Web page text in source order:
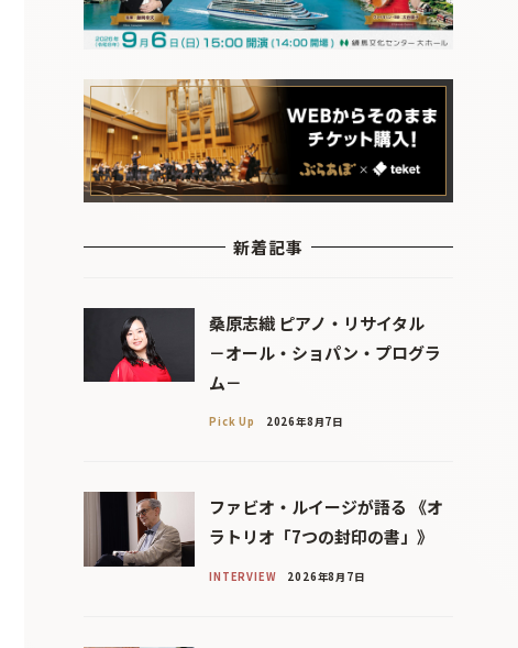
新着記事
桑原志織 ピアノ・リサイタル
－オール・ショパン・プログラ
ム－
Pick Up 2026年8月7日
ファビオ・ルイージが語る 《オ
ラトリオ「7つの封印の書」》
INTERVIEW 2026年8月7日